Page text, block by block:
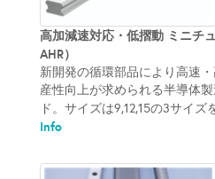
高加減速対応・低摺動 ミニチ
AHR）
新開発の循環部品により高速
産性向上が求められる半導体
ド。サイズは9,12,15の3サイズ
Info